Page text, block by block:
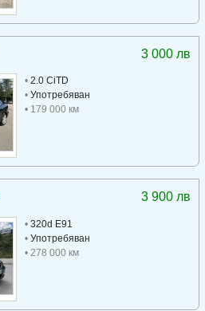
3 000 лв
• 2.0 CiTD
• Употребяван
• 179 000 км
3 900 лв
• 320d E91
• Употребяван
• 278 000 км